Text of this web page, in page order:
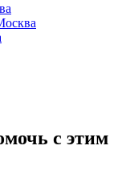
с этим